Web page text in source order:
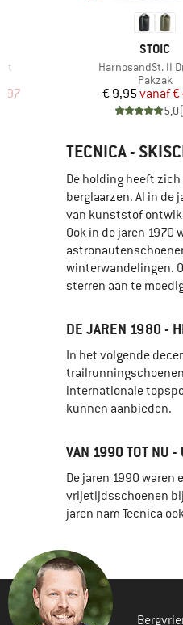
prijs
MERK
STOIC
Artikel
HarnosandSt. II
Pakzak
Prijs
€ 9,95vanaf€
5,0(
TECNICA -
De holding heeft
berglaarzen. Al in de
van kunststof
Ook in de jaren
winterwandelingen.
sterren aan te
DE JAREN 1980 -
In het volgende
internationale
kunnen aanbieden.
VAN 1990 TOT NU -
De jaren 1990 waren
vrijetijdsschoenen bij
jaren nam Tecnica